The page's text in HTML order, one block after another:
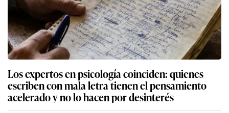
Los expertos en psicología coinciden: quienes
escriben con mala letra tienen el pensamiento
acelerado y no lo hacen por desinterés